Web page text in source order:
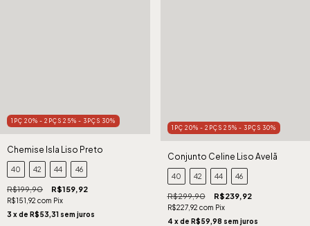
1PÇ 20% - 2PÇS 25% - 3PÇS 30%
Chemise Isla Liso Preto
40 42 44 46
R$199,90 R$159,92
R$151,92 com Pix
3 x de R$53,31 sem juros
1PÇ 20% - 2PÇS 25% - 3PÇS 30%
Conjunto Celine Liso Avelã
40 42 44 46
R$299,90 R$239,92
R$227,92 com Pix
4 x de R$59,98 sem juros